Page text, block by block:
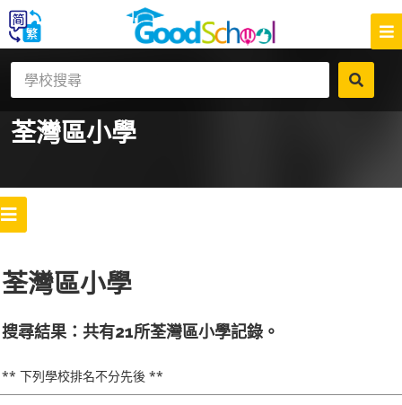
荃灣區小學
荃灣區小學
搜尋結果：共有21所荃灣區小學記錄。
** 下列學校排名不分先後 **